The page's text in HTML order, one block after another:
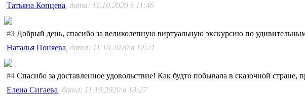
Татьяна Копцева , дата: 11.10.2020 в 11:46
#3 Добрый день, спасибо за великолепную виртуальную экскурсию по
Наталья Поняева , дата: 11.10.2020 в 12:21
#4 Спасибо за доставленное удовольствие! Как будто побывала в сказочной стране,
Елена Сигаева , дата: 11.10.2020 в 13:27